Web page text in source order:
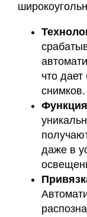
что
снимков.
даже в